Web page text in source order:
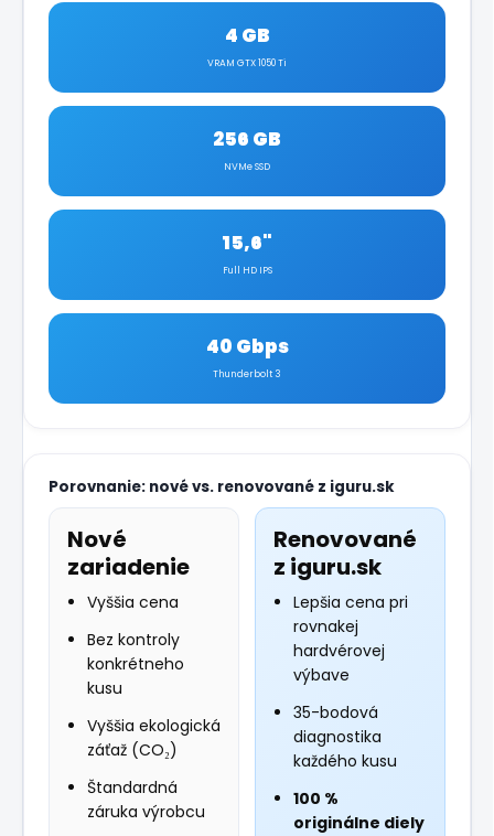
4 GB
VRAM GTX 1050 Ti
256 GB
NVMe SSD
15,6"
Full HD IPS
40 Gbps
Thunderbolt 3
Porovnanie: nové vs. renovované z iguru.sk
Nové
zariadenie
Vyššia cena
Bez kontroly
konkrétneho
kusu
Vyššia ekologická
záťaž (CO₂)
Štandardná
záruka výrobcu
Renovované
z iguru.sk
Lepšia cena pri
rovnakej
hardvérovej
výbave
35-bodová
diagnostika
každého kusu
100 %
originálne diely